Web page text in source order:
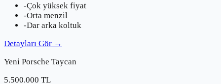
-Çok yüksek fiyat
-Orta menzil
-Dar arka koltuk
Detayları Gör →
Yeni Porsche Taycan
5.500.000 TL